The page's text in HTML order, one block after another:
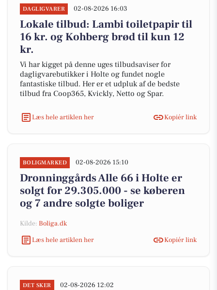
DAGLIGVARER 02-08-2026 16:03
Lokale tilbud: Lambi toiletpapir til
16 kr. og Kohberg brød til kun 12
kr.
Vi har kigget på denne uges tilbudsaviser for
dagligvarebutikker i Holte og fundet nogle
fantastiske tilbud. Her er et udpluk af de bedste
tilbud fra Coop365, Kvickly, Netto og Spar.
Læs hele artiklen her Kopiér link
BOLIGMARKED 02-08-2026 15:10
Dronninggårds Alle 66 i Holte er
solgt for 29.305.000 - se køberen
og 7 andre solgte boliger
Kilde: Boliga.dk
Læs hele artiklen her
Kopiér link
DET SKER 02-08-2026 12:02